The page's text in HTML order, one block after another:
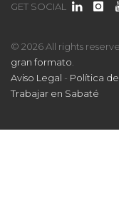
GET SOCIAL
© 2026 All rights
gran formato
Aviso Legal - Política
Trabajar en Sabaté